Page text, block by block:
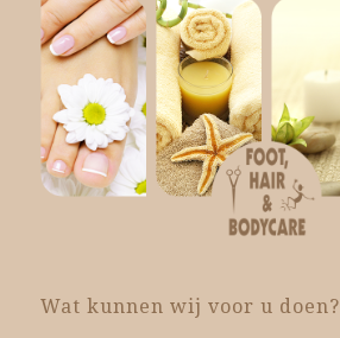
Wat kunnen wij voor u doen?